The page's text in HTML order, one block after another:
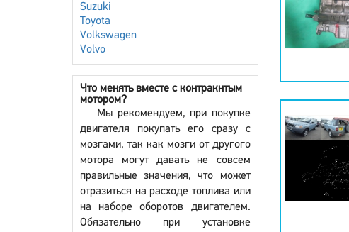
Suzuki
Toyota
Volkswagen
Volvo
Что менять вместе с контракнтым
мотором?
Мы рекомендуем, при покупке
двигателя покупать его сразу с
мозгами, так как мозги от другого
мотора могут давать не совсем
правильные значения, что может
отразиться на расходе топлива или
на наборе оборотов двигателем.
Обязательно при установке